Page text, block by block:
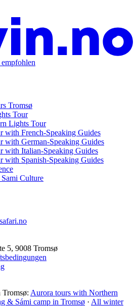
Tromsø
Tour
Lights Tour
with French-Speaking Guides
with German-Speaking Guides
with Italian-Speaking Guides
with Spanish-Speaking Guides
Culture
5, 9008 Tromsø
Aurora tours with Northern
& Sámi camp in Tromsø · All winter